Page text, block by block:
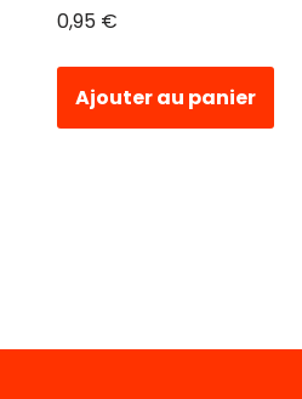
0,95 €
Ajouter au panier